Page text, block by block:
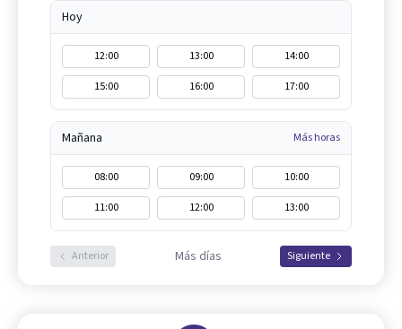
Hoy
12:00 13:00
14:00
15:00
16:00 17:00
Mañana Más horas
08:00 09:00
10:00
11:00
12:00 13:00
Anterior Más días Siguiente